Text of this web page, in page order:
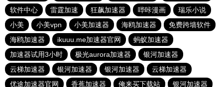
软件中心
雷霆加速 狂飙加速器 哔咔漫画
瑞乐小说
小美
小美vpn 小美加速器 海鸥加速器
免费跨墙软件
海鸥加速器
ikuuu.me加速器官网
蚂蚁加速器
加速器试用3小时
极光aurora加速器
银河加速器
云梯加速器
银河加速器 银河加速器
云梯加速器
优途加速器官网
香蕉加速器 俺来买下载站 银河加速器